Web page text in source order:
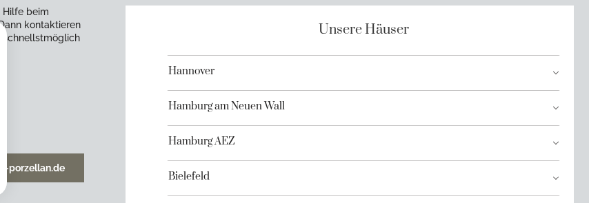
Hilfe beim
kontaktieren
schnellstmöglich
porzellan.de
Unsere Häuser
Hannover
Hamburg am Neuen Wall
Hamburg AEZ
Bielefeld